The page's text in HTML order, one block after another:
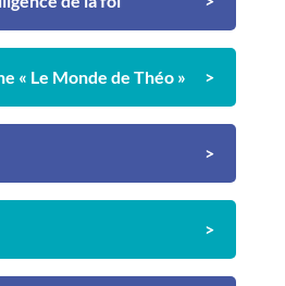
« Le Monde de Théo »